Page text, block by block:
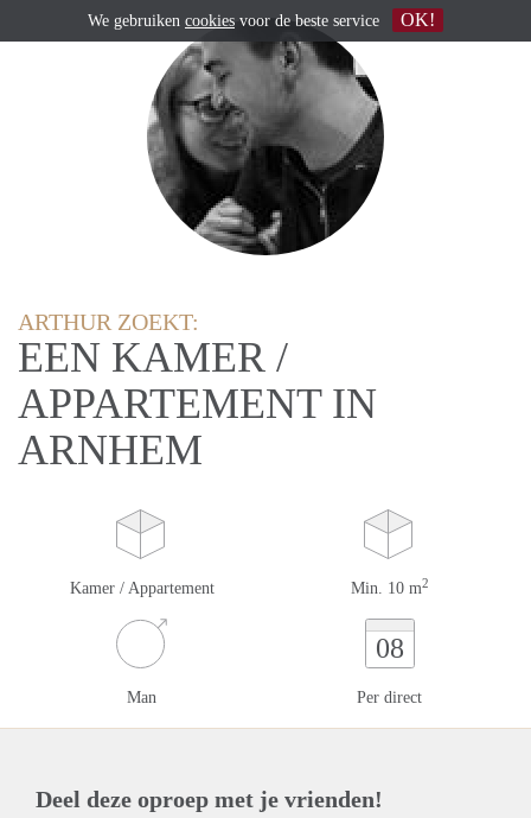
ARTHUR ZOEKT:
EEN KAMER /
APPARTEMENT IN
ARNHEM
Kamer / Appartement Min. 10 m2
Man
08
Per direct
Deel deze oproep met je vrienden!
We gebruiken cookies voor de beste service OK!